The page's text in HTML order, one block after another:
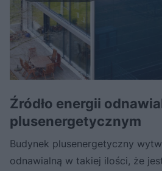
Źródło energii
plusenergetycznym
Budynek plusenergetyczny
odnawialną w takiej ilości, że